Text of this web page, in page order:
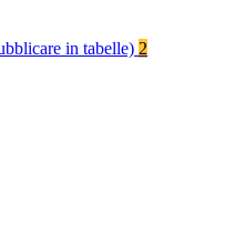
in tabelle) 2